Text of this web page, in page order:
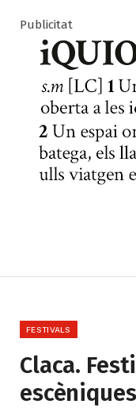
Publicitat
FESTIVALS
Claca.